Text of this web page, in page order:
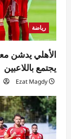
رياضة
الأهلي يدشن
يجتمع باللاعبين
Ezat Magdy